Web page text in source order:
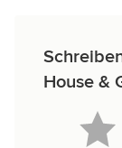
House &